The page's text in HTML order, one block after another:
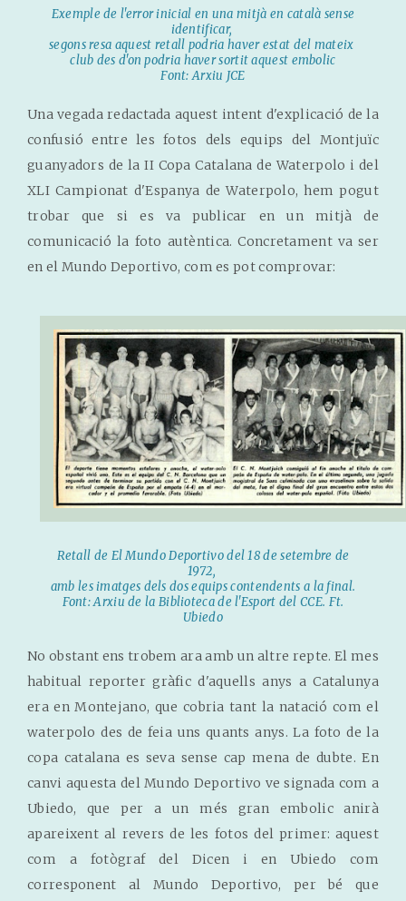
Exemple de l'error inicial en una mitjà en català sense
identificar,
segons resa aquest retall podria haver estat del mateix
club des d'on podria haver sortit aquest embolic
Font: Arxiu JCE
Una vegada redactada aquest intent d'explicació de la
confusió entre les fotos dels equips del Montjuïc
guanyadors de la II Copa Catalana de Waterpolo i del
XLI Campionat d'Espanya de Waterpolo, hem pogut
trobar que si es va publicar en un mitjà de
comunicació la foto autèntica. Concretament va ser
en el Mundo Deportivo, com es pot comprovar:
Retall de El Mundo Deportivo del 18 de setembre de
1972,
amb les imatges dels dos equips contendents a la final.
Font: Arxiu de la Biblioteca de l'Esport del CCE. Ft.
Ubiedo
No obstant ens trobem ara amb un altre repte. El mes
habitual reporter gràfic d'aquells anys a Catalunya
era en Montejano, que cobria tant la natació com el
waterpolo des de feia uns quants anys. La foto de la
copa catalana es seva sense cap mena de dubte. En
canvi aquesta del Mundo Deportivo ve signada com a
Ubiedo, que per a un més gran embolic anirà
apareixent al revers de les fotos del primer: aquest
com a fotògraf del Dicen i en Ubiedo com
corresponent al Mundo Deportivo, per bé que